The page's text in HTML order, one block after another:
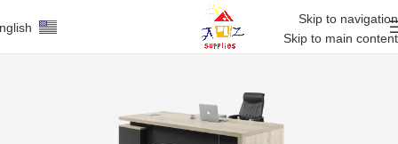
Skip to navigation
Skip to main content